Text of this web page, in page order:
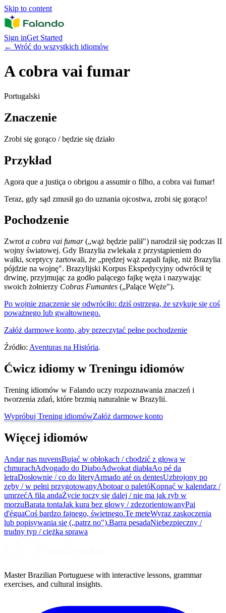
Skip to content
Sign inGet Started
← Wróć do wszystkich idiomów
A cobra vai fumar
Portugalski
Znaczenie
Zrobi się gorąco / będzie się działo
Przykład
Agora que a justiça o obrigou a assumir o filho, a cobra vai fumar!
Teraz, gdy sąd zmusił go do uznania ojcostwa, zrobi się gorąco!
Pochodzenie
Zwrot a cobra vai fumar(„wąż będzie palił") narodził się podczas II
wojny światowej. Gdy Brazylia zwlekała z przystąpieniem do
walki, sceptycy żartowali, że „prędzej wąż zapali fajkę, niż Brazylia
pójdzie na wojnę". Brazylijski Korpus Ekspedycyjny odwrócił tę
drwinę, przyjmując za godło palącego fajkę węża i nazywając
swoich żołnierzy Cobras Fumantes („Palące Węże").
Po wojnie znaczenie się odwróciło: dziś ostrzega, że szykuje się coś
poważnego lub gwałtownego.
Załóż darmowe konto, aby przeczytać pełne pochodzenie
Źródło: Aventuras na História.
Ćwicz idiomy w Treningu idiomów
Trening idiomów w Falando uczy rozpoznawania znaczeń i
tworzenia zdań, które brzmią naturalnie w Brazylii.
Wypróbuj Trening idiomówZałóż darmowe konto
Więcej idiomów
Andar nas nuvensBujać w obłokach / chodzić z głową w
chmurachAdvogado do DiaboAdwokat diabłaAo pé da
letraDosłownie / co do literyArmado até os dentesUzbrojony po
zęby / w pełni przygotowanyAbotoar o paletóKopnąć w kalendarz /
umrzećA fila andaŻycie toczy się dalej / nie ma jak ryb w
morzuBarata tontaJak kura bez głowy / zdezorientowanyPai
d'éguaCoś bardzo fajnego, świetnego.Te meteWyraz zaskoczenia
lub popisywania się („patrz no").Barra pesadaNiebezpieczny /
trudny typ / ciężka sprawa
Master Brazilian Portuguese with interactive lessons, grammar
exercises, and cultural insights.